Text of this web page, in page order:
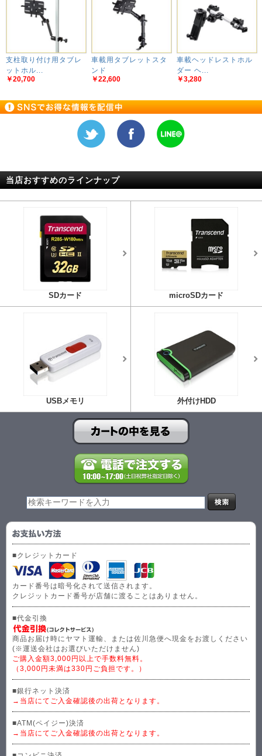
支柱取り付け用タブレ
ットホル...
￥20,700
車載用タブレットスタ
ンド
￥22,600
車載ヘッドレストホル
ダー ヘ...
￥3,280
当店おすすめのラインナップ
SDカード microSDカード
USBメモリ 外付けHDD
■クレジットカード
カード番号は暗号化されて送信されます。
クレジットカード番号が店舗に渡ることはありません。
■代金引換
商品お届け時にヤマト運輸、または佐川急便へ現金をお渡しください
(※運送会社はお選びいただけません)
ご購入金額3,000円以上で手数料無料。
（3,000円未満は330円ご負担です。）
■銀行ネット決済
→当店にてご入金確認後の出荷となります。
■ATM(ペイジー)決済
→当店にてご入金確認後の出荷となります。